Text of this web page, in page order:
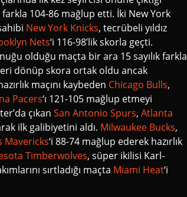
farkla 104-86 mağlup etti. İki New York
New York Knicks, tecrübeli yıldız
Nets‘i 116-98’lik skorla geçti.
olduğu maçta bir ara 15 sayılık farkla
dönüp skora ortak oldu ancak
maçını kaybeden Chicago Bulls,
Pacers‘ı 121-105 mağlup etmeyi
çıkan San Antonio Spurs, Atlanta
ilk galibiyetini aldı. Milwaukee Bucks,
Mavericks‘i 88-74 mağlup ederek hazırlık
Timberwolves, süper ikilisi Karl-
sırtladığı maçta Miami Heat‘i